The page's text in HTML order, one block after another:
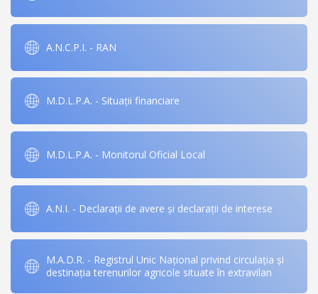
A.N.C.P.I. - RAN
M.D.L.P.A. - Situații financiare
M.D.L.P.A. - Monitorul Oficial Local
A.N.I. - Declarații de avere și declarații de interese
M.A.D.R. - Registrul Unic Național privind circulația și
destinația terenurilor agricole situate în extravilan